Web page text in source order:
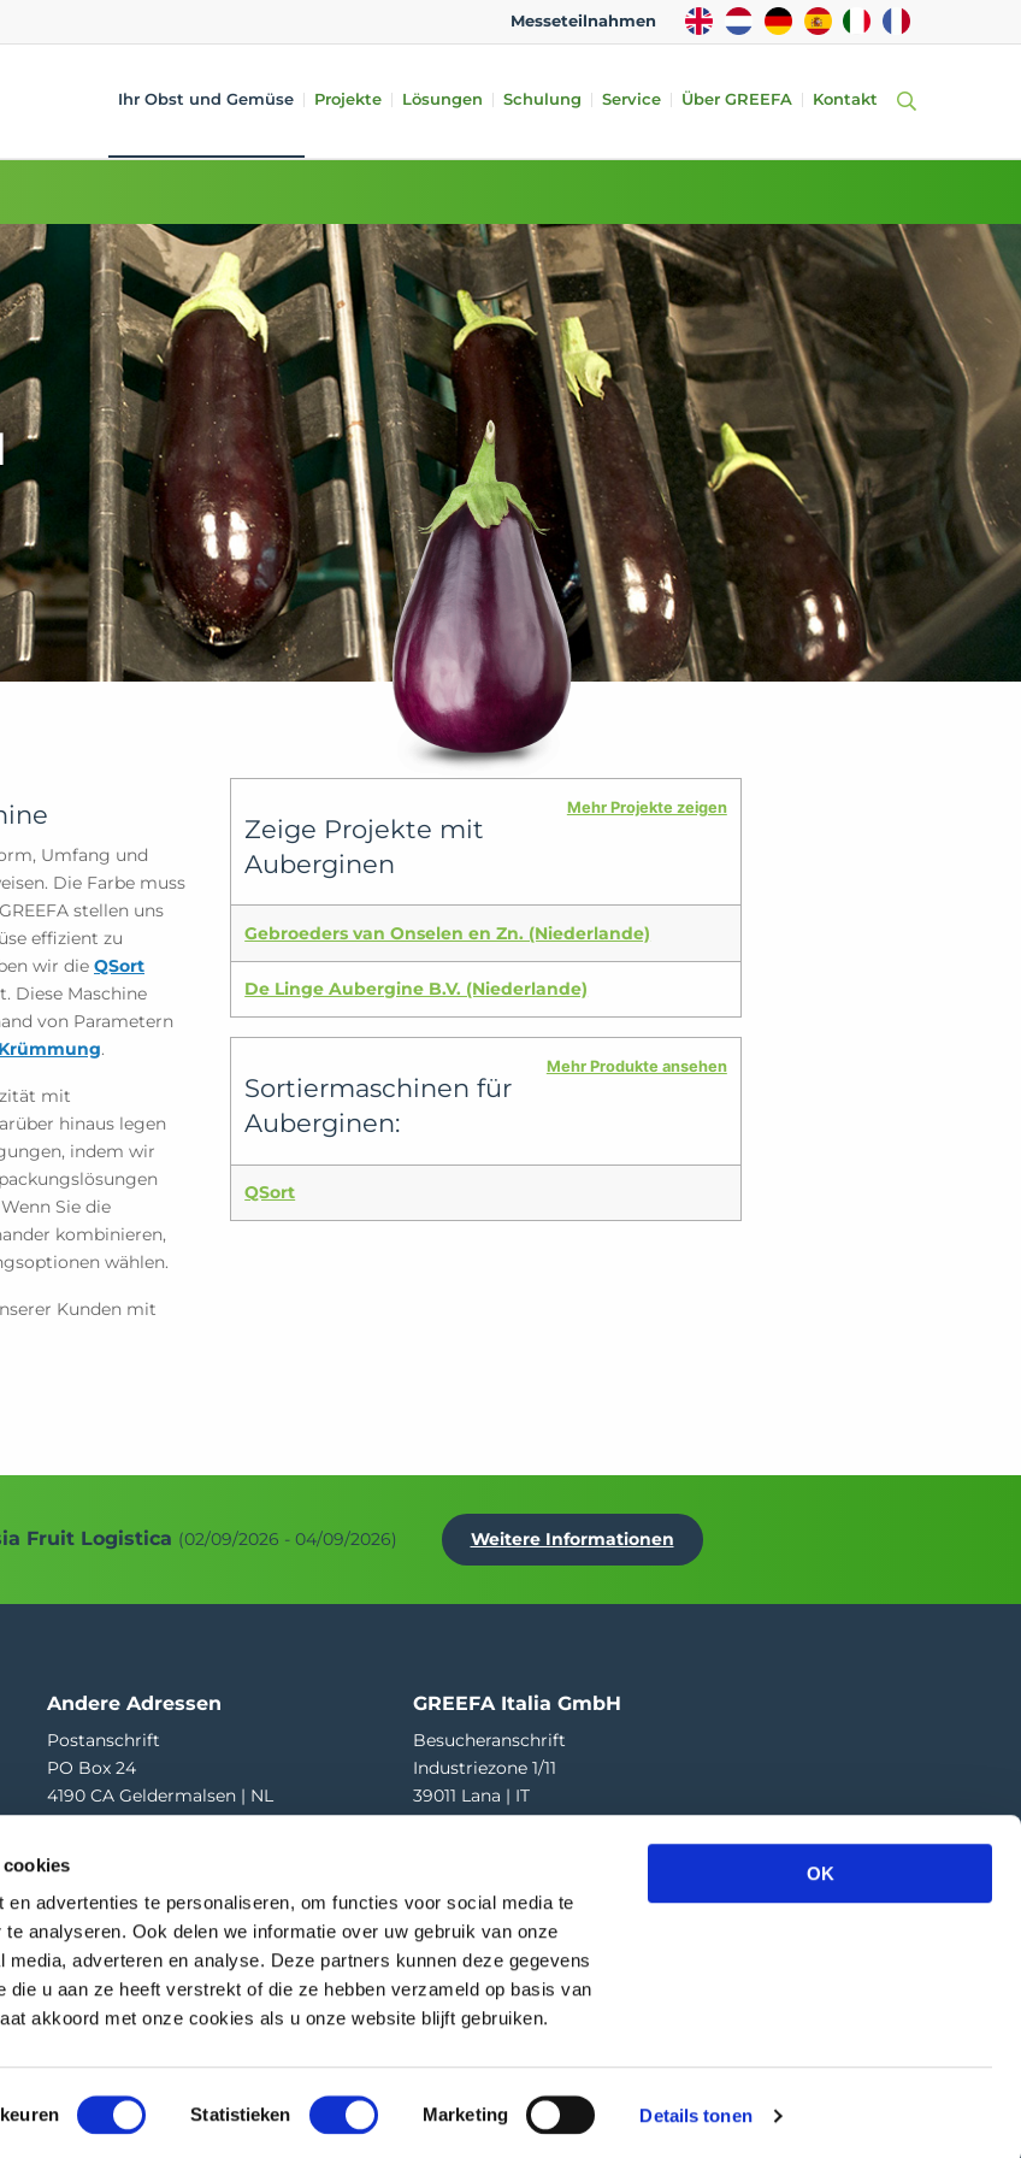
advertenties te personaliseren, om functies voor social media te
analyseren. Ook delen we informatie over uw gebruik van onze
adverteren en analyse. Deze partners kunnen deze gegevens
die u aan ze heeft verstrekt of die ze hebben verzameld op basis van
akkoord met onze cookies als u onze website blijft gebruiken.
Statistieken Marketing Details tonen
OK
Messeteilnahmen
EN NL DE ES IT FR
Ihr Obst und Gemüse
Obst
Birnen
Zitrusfrüchte
Steinobst
Kiwi
Mangos
Gemüse
Tomaten
Paprikas
Auberginen
Avocado
Zucchinis
Projekte Lösungen
Zusatzgeräte
Behandlung
Verpackung
Automatic TrayPackr
i-PACKR
SmartPackr
Befüllen
Interner Transport
Datenanalyse
Schulung Service Über GREEFA Kontakt
Umfang und
Die Farbe muss
stellen uns
effizient zu
wir die QSort
Diese Maschine
von Parametern
Krümmung.
mit
hinaus legen
indem wir
Sie die
kombinieren,
wählen.
Kunden mit
Zeige Projekte mit
Auberginen
Mehr Projekte zeigen
Gebroeders van Onselen en Zn. (Niederlande)
De Linge Aubergine B.V. (Niederlande)
Sortiermaschinen für
Auberginen:
Mehr Produkte ansehen
QSort
Fruit Logistica (02/09/2026 - 04/09/2026) Weitere Informationen
Andere Adressen
Postanschrift
PO Box 24
4190 CA Geldermalsen | NL
Hooglandscheweg 19
4196 JK Tricht | NL
GREEFA Italia GmbH
Besucheranschrift
Industriezone 1/11
39011 Lana | IT